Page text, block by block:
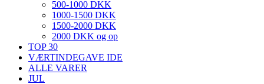
500-1000 DKK
1000-1500 DKK
1500-2000 DKK
2000 DKK og op
TOP 30
VÆRTINDEGAVE IDE
ALLE VARER
JUL